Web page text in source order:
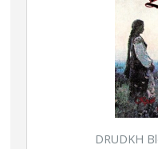
DRUDKH